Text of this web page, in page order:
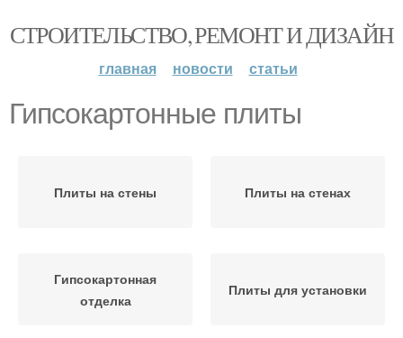
СТРОИТЕЛЬСТВО, РЕМОНТ И ДИЗАЙН
главная новости статьи
Гипсокартонные плиты
Плиты на стены Плиты на стенах
Гипсокартонная
отделка
Плиты для установки